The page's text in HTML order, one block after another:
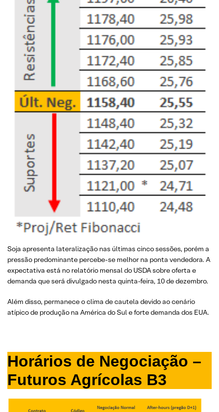
Soja apresenta lateralização nas últimas cinco sessões, porém a
pressão predominante percebe-se melhor na ponta vendedora. A
expectativa está no relatório mensal do USDA sobre oferta e
demanda que será divulgado nesta quinta-feira, 10 de dezembro.
Além disso, permanece o clima de cautela devido ao cenário
atípico de produção na América do Sul e forte demanda dos EUA.
Horários de Negociação –
Futuros Agrícolas B3